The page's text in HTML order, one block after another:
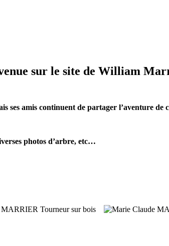
sur le site de William
ses amis continuent de partager l’aventure
photos d’arbre, etc…